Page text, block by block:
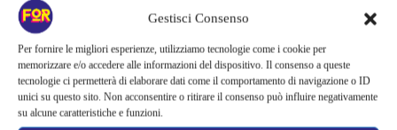
Gestisci Consenso
Per fornire le migliori esperienze, utilizziamo tecnologie come i cookie per
memorizzare e/o accedere alle informazioni del dispositivo. Il consenso a queste
tecnologie ci permetterà di elaborare dati come il comportamento di navigazione o ID
unici su questo sito. Non acconsentire o ritirare il consenso può influire negativamente
su alcune caratteristiche e funzioni.